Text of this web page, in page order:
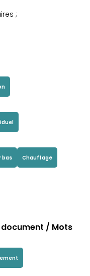
;
bas Chauffage
/ Mots